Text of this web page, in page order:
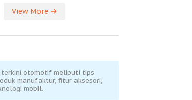
View More
terkini otomotif meliputi tips
manufaktur, fitur aksesori,
mobil.